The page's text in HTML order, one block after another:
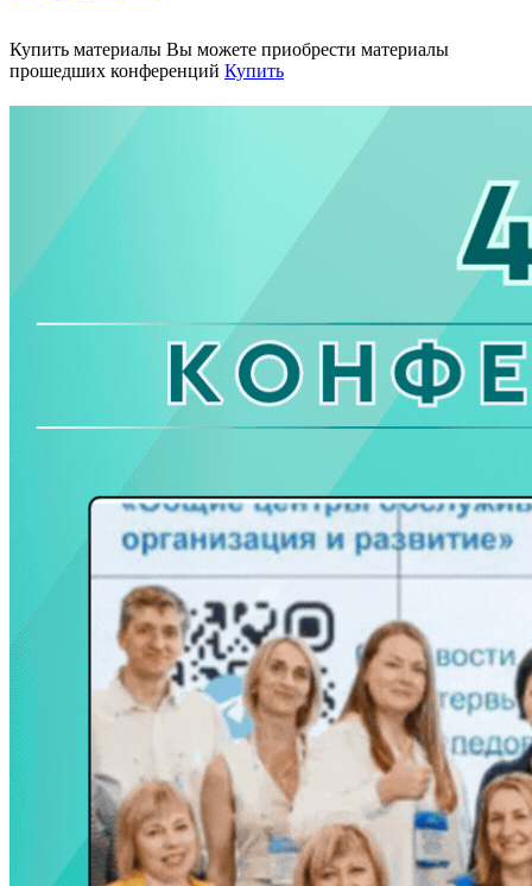
Купить материалы Вы можете приобрести материалы
прошедших конференций Купить